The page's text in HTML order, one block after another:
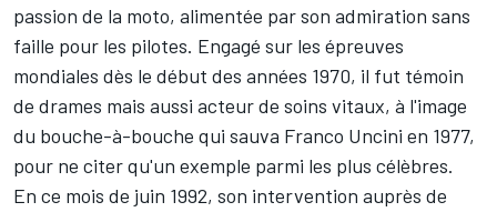
passion de la moto, alimentée par son admiration sans
faille pour les pilotes. Engagé sur les épreuves
mondiales dès le début des années 1970, il fut témoin
de drames mais aussi acteur de soins vitaux, à l'image
du bouche-à-bouche qui sauva Franco Uncini en 1977,
pour ne citer qu'un exemple parmi les plus célèbres.
En ce mois de juin 1992, son intervention auprès de